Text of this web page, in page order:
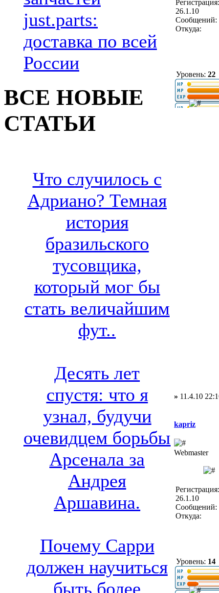
just.parts:
доставка по всей
России
ВСЕ НОВЫЕ
СТАТЬИ
Что случилось с
Адриано? Темная
история
бразильского
тусовщика,
который мог бы
стать величайшим
фут..
Десять лет
спустя: что я
узнал, будучи
очевидцем борьбы
Арсенала за
Андрея
Аршавина.
Почему Сарри
должен научиться
быть более
Регистрация:
26.1.10
Сообщений:
Откуда:
Уровень: 22
» 11.4.10
kapriz
Webmaster
Регистрация:
26.1.10
Сообщений:
Откуда:
Уровень: 14